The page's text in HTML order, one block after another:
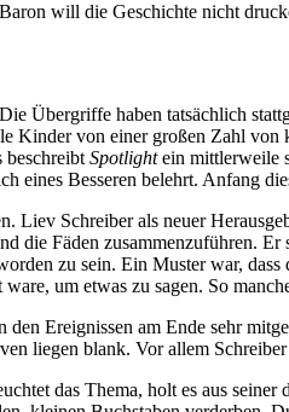
will die Geschichte nicht
Übergriffe haben tatsächlich
Kinder von einer großen Zahl
beschreibt Spotlightein mittlerweile
eines Besseren belehrt. Anfang
Liev Schreiber als neuer
die Fäden zusammenzuführen.
zu sein. Ein Muster war,
um etwas zu sagen. So
Ereignissen am Ende sehr
liegen blank. Vor allem
das Thema, holt es aus